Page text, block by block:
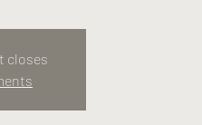
closes